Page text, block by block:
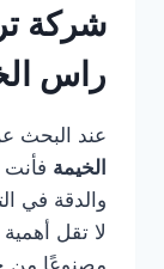
شركة
راس
عند البحث
الخيمة فأنت
والدقة في
لا تقل